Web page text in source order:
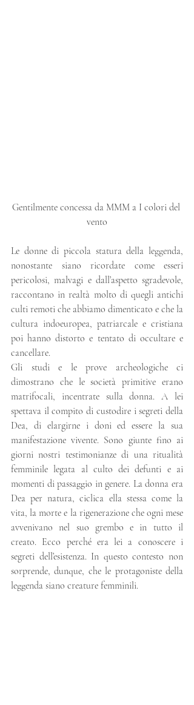
Gentilmente concessa da MMM a I colori del
vento
Le donne di piccola statura della leggenda,
nonostante siano ricordate come esseri
pericolosi, malvagi e dall’aspetto sgradevole,
raccontano in realtà molto di quegli antichi
culti remoti che abbiamo dimenticato e che la
cultura indoeuropea, patriarcale e cristiana
poi hanno distorto e tentato di occultare e
cancellare.
Gli studi e le prove archeologiche ci
dimostrano che le società primitive erano
matrifocali, incentrate sulla donna. A lei
spettava il compito di custodire i segreti della
Dea, di elargirne i doni ed essere la sua
manifestazione vivente. Sono giunte fino ai
giorni nostri testimonianze di una ritualità
femminile legata al culto dei defunti e ai
momenti di passaggio in genere. La donna era
Dea per natura, ciclica ella stessa come la
vita, la morte e la rigenerazione che ogni mese
avvenivano nel suo grembo e in tutto il
creato. Ecco perché era lei a conoscere i
segreti dell’esistenza. In questo contesto non
sorprende, dunque, che le protagoniste della
leggenda siano creature femminili.